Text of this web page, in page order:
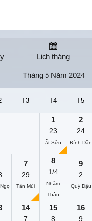
Lịch tháng
Tháng 5 Năm 2024
T3 T4 T5
1
23
Ất Sửu
2
24
Bính Dần
7
29
Tân Mùi
8
1/4
Nhâm
Thân
9
2
Quý Dậu
14
7
15
8
16
9